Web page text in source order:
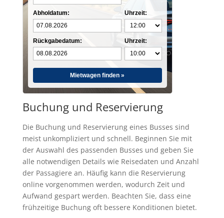
Abholdatum:
Rückgabedatum:
Uhrzeit:
Uhrzeit:
Mietwagen finden »
Buchung und Reservierung
Die Buchung und Reservierung eines Busses sind
meist unkompliziert und schnell. Beginnen Sie mit
der Auswahl des passenden Busses und geben Sie
alle notwendigen Details wie Reisedaten und Anzahl
der Passagiere an. Häufig kann die Reservierung
online vorgenommen werden, wodurch Zeit und
Aufwand gespart werden. Beachten Sie, dass eine
frühzeitige Buchung oft bessere Konditionen bietet.